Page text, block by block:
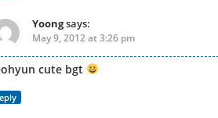
Yoongsays:
May 9, 2012 at 3:26 pm
cute bgt